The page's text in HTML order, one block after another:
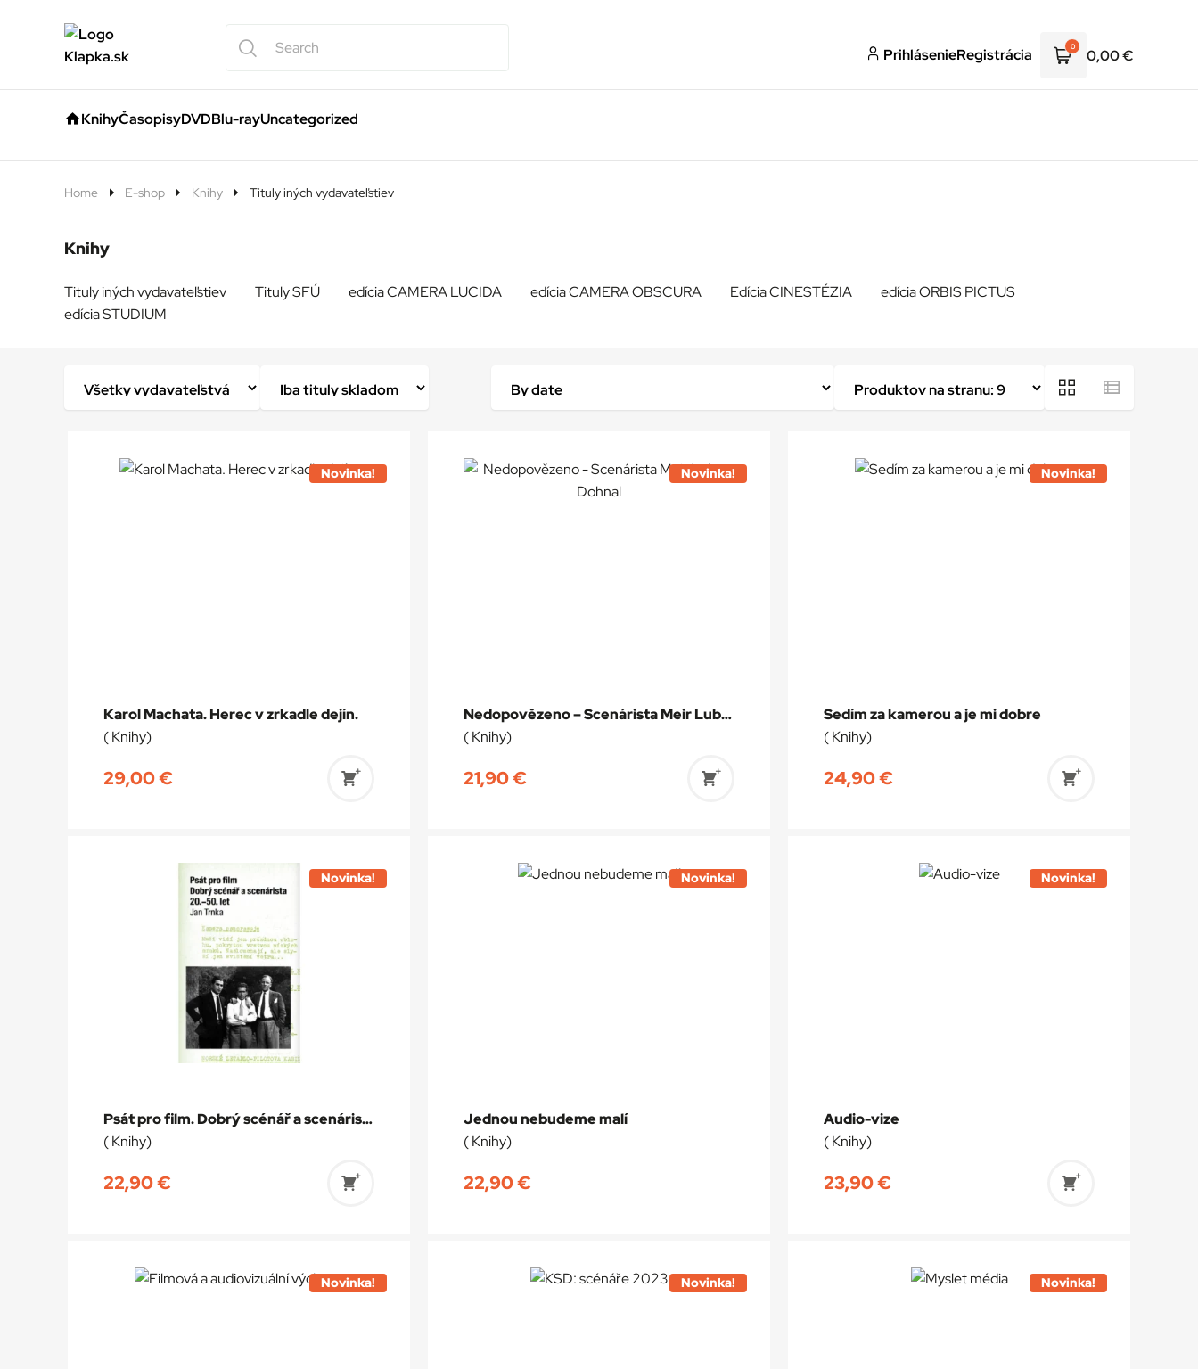
KnihyČasopisyDVDBlu-rayUncategorized
PrihlásenieRegistrácia 0 0,00€
Home E-shop Knihy Tituly iných vydavateľstiev
Knihy
Tituly iných vydavateľstiev Tituly SFÚ edícia CAMERA LUCIDA edícia CAMERA OBSCURA Edícia CINESTÉZIA
edícia ORBIS PICTUS
edícia STUDIUM
Novinka!
Karol Machata. Herec v zrkadle dejín.
( Knihy)
29,00€
Pridať
Novinka!
Nedopovězeno – Scenárista Meir Lubor Dohnal
( Knihy)
21,90€
Pridať
Novinka!
Sedím za kamerou a je mi dobre
( Knihy)
24,90€
Pridať
Novinka!
Psát pro film. Dobrý scénář a scenárista 20.-50. let
( Knihy)
22,90€
Pridať
Novinka!
Jednou nebudeme malí
( Knihy)
22,90€
Novinka!
Audio-vize
( Knihy)
23,90€
Pridať
Novinka! Novinka! Novinka!